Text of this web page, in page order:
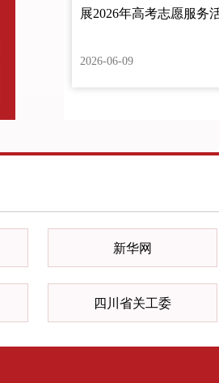
展2026年高考志愿服务
2026-06-09
新华网
四川省关工委